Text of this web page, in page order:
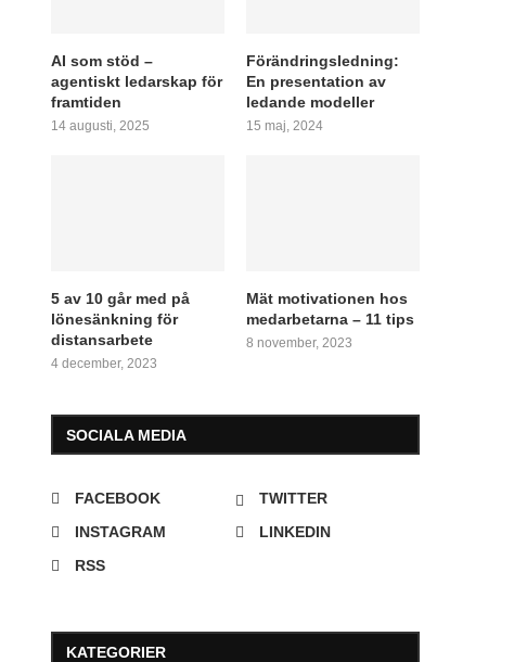
AI som stöd –
agentiskt ledarskap för
framtiden
14 augusti, 2025
Förändringsledning:
En presentation av
ledande modeller
15 maj, 2024
5 av 10 går med på
lönesänkning för
distansarbete
4 december, 2023
Mät motivationen hos
medarbetarna – 11 tips
8 november, 2023
SOCIALA MEDIA
FACEBOOK
TWITTER
INSTAGRAM
LINKEDIN
RSS
KATEGORIER